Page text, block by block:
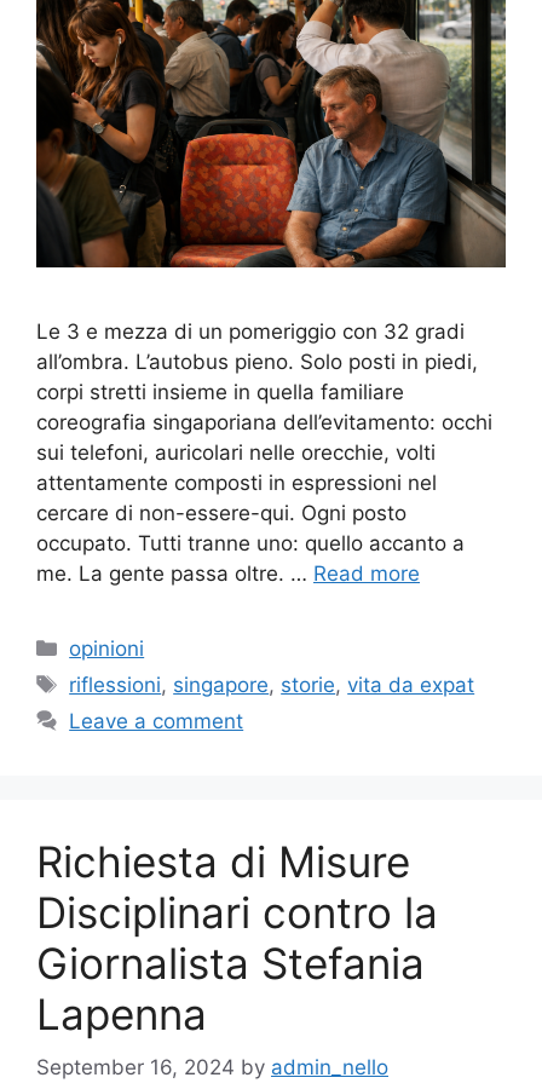
Le 3 e mezza di un pomeriggio con 32 gradi
all’ombra. L’autobus pieno. Solo posti in piedi,
corpi stretti insieme in quella familiare
coreografia singaporiana dell’evitamento: occhi
sui telefoni, auricolari nelle orecchie, volti
attentamente composti in espressioni nel
cercare di non-essere-qui. Ogni posto
occupato. Tutti tranne uno: quello accanto a
me. La gente passa oltre. … Read more
Categories
opinioni
Tags
riflessioni, singapore, storie,vita da expat
Leave a comment
Richiesta di Misure
Disciplinari contro la
Giornalista Stefania
Lapenna
September 16, 2024 by admin_nello